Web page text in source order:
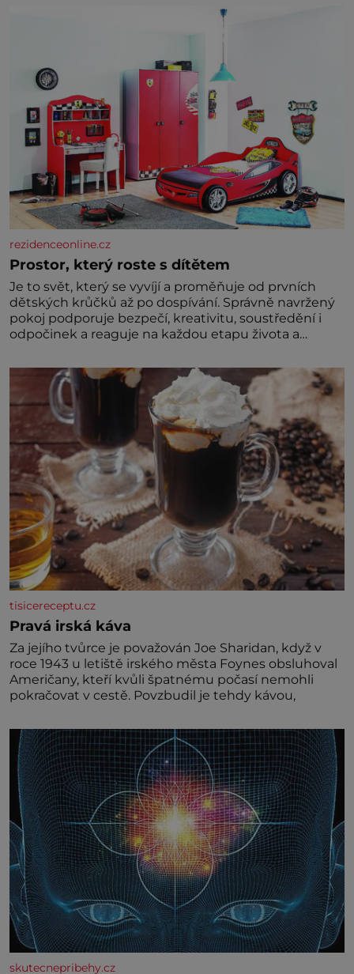
rezidenceonline.cz
Prostor, který roste s dítětem
Je to svět, který se vyvíjí a proměňuje od prvních
dětských krůčků až po dospívání. Správně navržený
pokoj podporuje bezpečí, kreativitu, soustředění i
odpočinek a reaguje na každou etapu života a
jednoduchost, měkkost a bezpečí, proto by pokoj
miminka měl působit především klidně a útulně.
Předškolní věk je
tisicereceptu.cz
Pravá irská káva
Za jejího tvůrce je považován Joe Sharidan, když v
roce 1943 u letiště irského města Foynes obsluhoval
Američany, kteří kvůli špatnému počasí nemohli
pokračovat v cestě. Povzbudil je tehdy kávou,
skutecnepribehy.cz